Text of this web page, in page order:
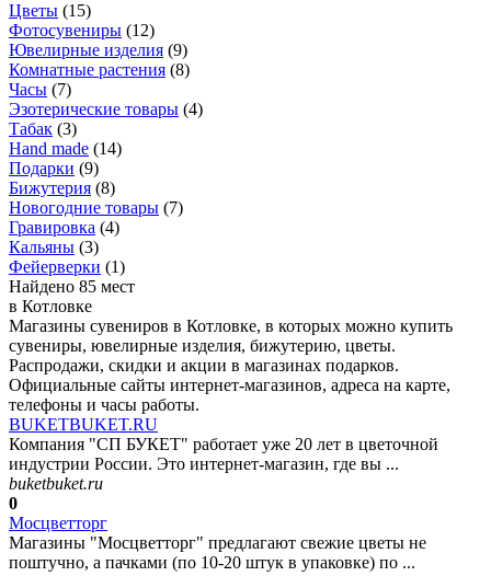
Цветы (15)
Фотосувениры (12)
Ювелирные изделия (9)
Комнатные растения (8)
Часы (7)
Эзотерические товары (4)
Табак (3)
Hand made (14)
Подарки (9)
Бижутерия (8)
Новогодние товары (7)
Гравировка (4)
Кальяны (3)
Фейерверки (1)
Найдено 85 мест
в Котловке
Магазины сувениров в Котловке, в которых можно купить
сувениры, ювелирные изделия, бижутерию, цветы.
Распродажи, скидки и акции в магазинах подарков.
Официальные сайты интернет-магазинов, адреса на карте,
телефоны и часы работы.
BUKETBUKET.RU
Компания "СП БУКЕТ" работает уже 20 лет в цветочной
индустрии России. Это интернет-магазин, где вы ...
buketbuket.ru
0
Мосцветторг
Магазины "Мосцветторг" предлагают свежие цветы не
поштучно, а пачками (по 10-20 штук в упаковке) по ...